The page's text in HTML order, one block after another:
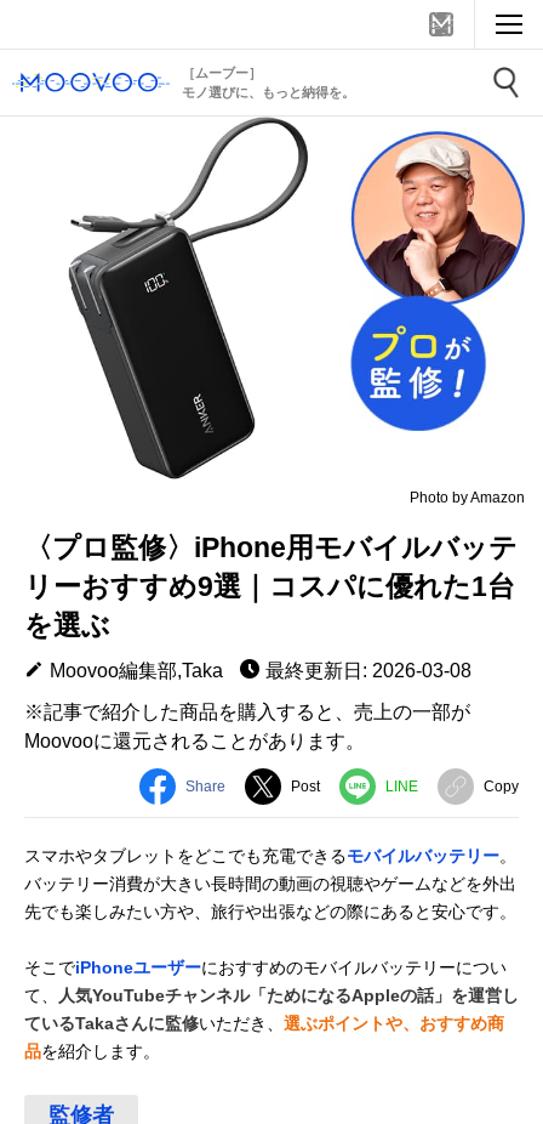
［ムーブー］
モノ選びに、もっと納得を。
Photo by Amazon
〈プロ監修〉iPhone用モバイルバッテ
リーおすすめ9選｜コスパに優れた1台
を選ぶ
Moovoo編集部,Taka
最終更新日: 2026-03-08
※記事で紹介した商品を購入すると、売上の一部が
Moovooに還元されることがあります。
Share Post LINE Copy
スマホやタブレットをどこでも充電できるモバイルバッテリー。
バッテリー消費が大きい長時間の動画の視聴やゲームなどを外出
先でも楽しみたい方や、旅行や出張などの際にあると安心です。
そこでiPhoneユーザーにおすすめのモバイルバッテリーについ
て、
人気YouTubeチャンネル「ためになるAppleの話」を運営し
ているTakaさんに監修いただき、 選ぶポイントや、おすすめ商
品を紹介します。